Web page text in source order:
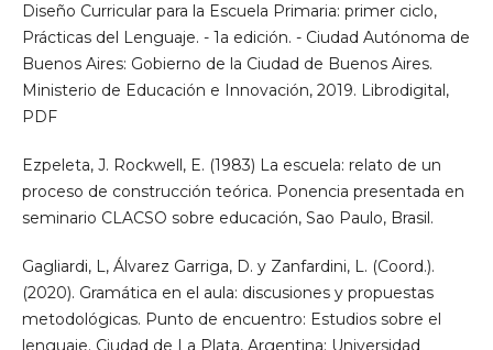
Diseño Curricular para la Escuela Primaria: primer ciclo,
Prácticas del Lenguaje. - 1a edición. - Ciudad Autónoma de
Buenos Aires: Gobierno de la Ciudad de Buenos Aires.
Ministerio de Educación e Innovación, 2019. Librodigital,
PDF
Ezpeleta, J. Rockwell, E. (1983) La escuela: relato de un
proceso de construcción teórica. Ponencia presentada en
seminario CLACSO sobre educación, Sao Paulo, Brasil.
Gagliardi, L, Álvarez Garriga, D. y Zanfardini, L. (Coord.).
(2020). Gramática en el aula: discusiones y propuestas
metodológicas. Punto de encuentro: Estudios sobre el
lenguaje. Ciudad de La Plata, Argentina: Universidad